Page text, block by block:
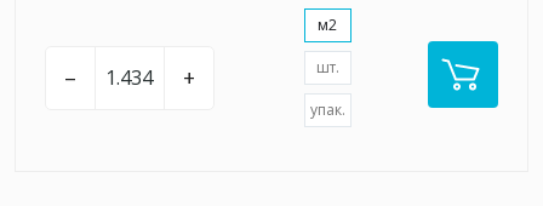
– +
м2
шт.
упак.